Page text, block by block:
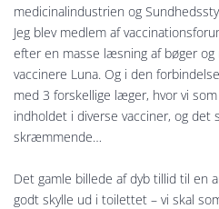
medicinalindustrien og
Jeg blev medlem af
efter en masse læsning af bøger
vaccinere Luna. Og i den
med 3 forskellige læger, hvor vi
indholdet i diverse vacciner, og det
skræmmende…
Det gamle billede af dyb tillid til en
godt skylle ud i toilettet – vi skal